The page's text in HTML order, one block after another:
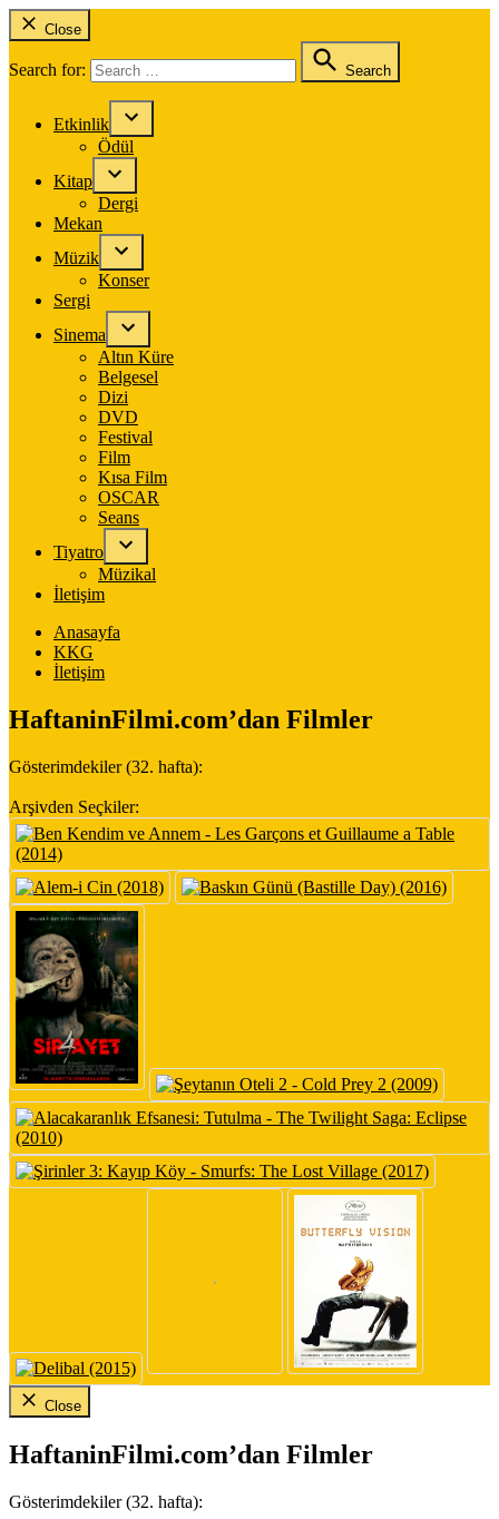
Close
Search for: Search
Etkinlik
Ödül
Kitap
Dergi
Mekan
Müzik
Konser
Sergi
Sinema
Altın Küre
Belgesel
Dizi
DVD
Festival
Film
Kısa Film
OSCAR
Seans
Tiyatro
Müzikal
İletişim
Anasayfa
KKG
İletişim
HaftaninFilmi.com’dan Filmler
Gösterimdekiler (32. hafta):
Arşivden Seçkiler:
Close
HaftaninFilmi.com’dan Filmler
Gösterimdekiler (32. hafta):